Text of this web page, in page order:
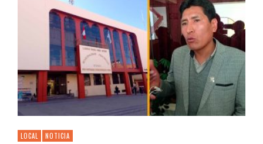
LOCAL NOTICIA